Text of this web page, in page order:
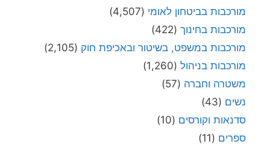
מורכבות בביטחון לאומי (4,507)
מורכבות בחינוך (422)
מורכבות במשפט, בשיטור ובאכיפת חוק (2,105)
מורכבות בניהול (1,260)
משטרה וחברה (57)
נשים (43)
סדנאות וקורסים (10)
ספרים (11)